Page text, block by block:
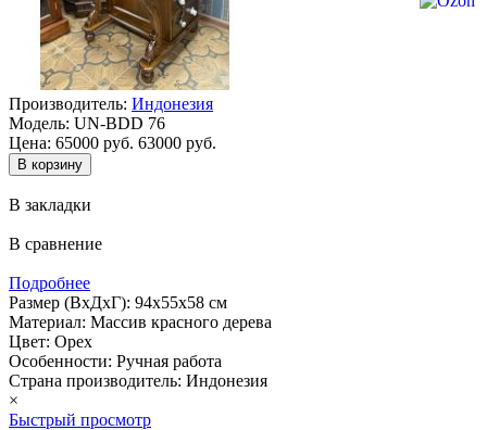
Производитель: Индонезия
Модель: UN-BDD 76
Цена: 65000 руб. 63000 руб.
В закладки
В сравнение
Подробнее
Размер (ВхДхГ): 94х55х58 см
Материал: Массив красного дерева
Цвет: Орех
Особенности: Ручная работа
Страна производитель: Индонезия
×
Быстрый просмотр